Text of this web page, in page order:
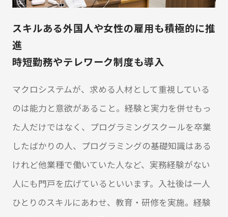
スキルある外国人や女性の雇用も積極的に推
進
時短勤務やテレワーク制度も導入
マクロシステムが、求める人材として重視している
のは能力と意欲があること。経験と実力を併せもっ
た人だけではなく、プログラミングスクールを卒業
したばかりの人、プログラミングの基礎知識はある
けれど他業種で働いていた人など、実務経験がない
人にも門戸を広げているといいます。入社後は一人
ひとりのスキルにあわせ、教育・研修を実施。経験